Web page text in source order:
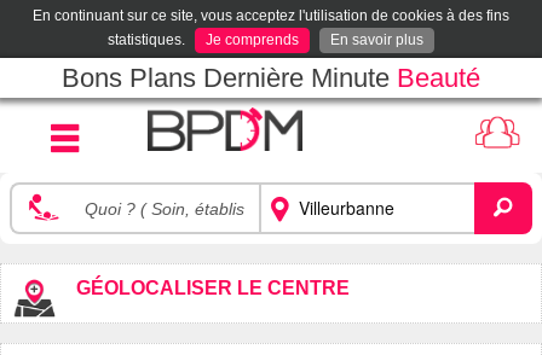
En continuant sur ce site, vous acceptez l'utilisation de cookies à des fins
statistiques.
Je comprends En savoir plus
Bons Plans Dernière Minute Beauté
GÉOLOCALISER LE CENTRE